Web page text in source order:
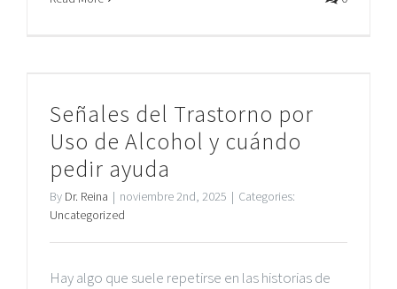
Señales del Trastorno por
Uso de Alcohol y cuándo
pedir ayuda
By Dr. Reina | noviembre 2nd, 2025 | Categories:
Uncategorized
Hay algo que suele repetirse en las historias de